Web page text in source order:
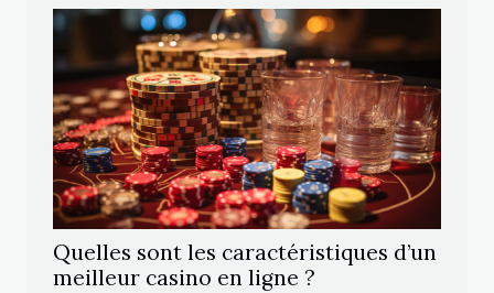
Quelles sont les caractéristiques d’un
meilleur casino en ligne ?